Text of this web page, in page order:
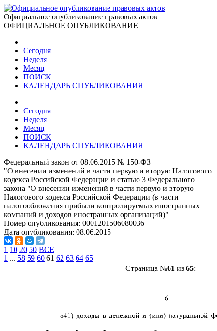
Официальное опубликование правовых актов
ОФИЦИАЛЬНОЕ ОПУБЛИКОВАНИЕ
Сегодня
Неделя
Месяц
ПОИСК
КАЛЕНДАРЬ ОПУБЛИКОВАНИЯ
Сегодня
Неделя
Месяц
ПОИСК
КАЛЕНДАРЬ ОПУБЛИКОВАНИЯ
Федеральный закон от 08.06.2015 № 150-ФЗ
"О внесении изменений в части первую и вторую Налогового
кодекса Российской Федерации и статью 3 Федерального
закона "О внесении изменений в части первую и вторую
Налогового кодекса Российской Федерации (в части
налогообложения прибыли контролируемых иностранных
компаний и доходов иностранных организаций)"
Номер опубликования: 0001201506080036
Дата опубликования: 08.06.2015
1 10 20 50 ВСЕ
1 ... 58 59 60 61 62 63 64 65
Страница №61 из 65: